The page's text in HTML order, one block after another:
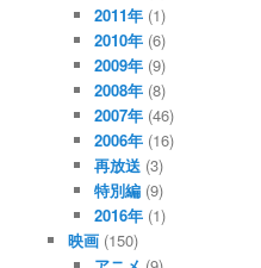
2011年 (1)
2010年 (6)
2009年 (9)
2008年 (8)
2007年 (46)
2006年 (16)
再放送 (3)
特別編 (9)
2016年 (1)
映画(150)